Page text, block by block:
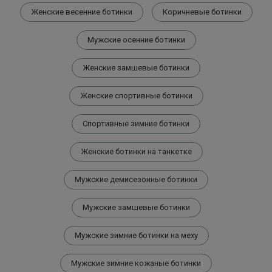
Женские весенние ботинки Коричневые ботинки
Мужские осенние ботинки
Женские замшевые ботинки
Женские спортивные ботинки
Спортивные зимние ботинки
Женские ботинки на танкетке
Мужские демисезонные ботинки
Мужские замшевые ботинки
Мужские зимние ботинки на меху
Мужские зимние кожаные ботинки